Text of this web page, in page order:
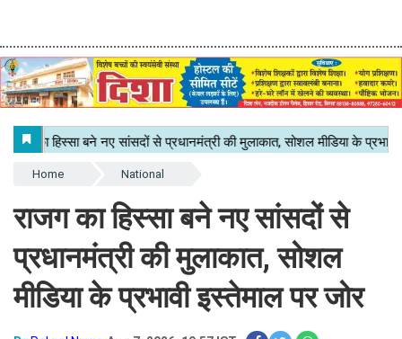
Home National
राजग का हिस्सा बने नए सांसदों से
प्रधानमंत्री की मुलाकात, सोशल
मीडिया के प्रभावी इस्तेमाल पर जोर